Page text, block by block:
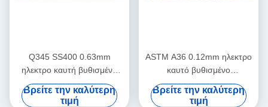
Q345 SS400 0.63mm
ηλεκτρο καυτή βυθισμένη
γαλβανισμένη σπείρα χάλυβα
σπειρών EGI
Βρείτε την καλύτερη
τιμή
ASTM A36 0.12mm ηλεκτρο
καυτό βυθισμένο
γαλβανισμένο φύλλο χάλυβα
φύλλων EGI
Βρείτε την καλύτερη
τιμή